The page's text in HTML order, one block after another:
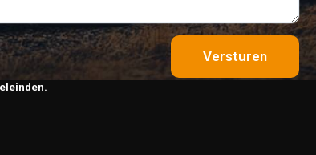
Versturen